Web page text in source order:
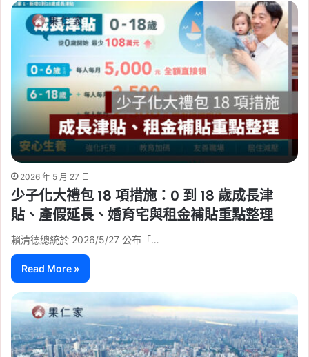
2026 年 5 月 27 日
少子化大禮包 18 項措施：0 到 18 歲成長津
貼、產假延長、婚育宅與租金補貼重點整理
賴清德總統於 2026/5/27 公布「…
Read More »